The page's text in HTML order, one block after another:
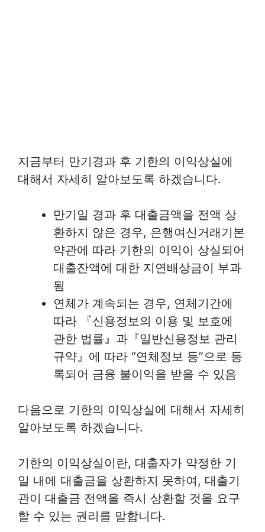
지금부터 만기경과 후 기한의 이익상실에
대해서 자세히 알아보도록 하겠습니다.
만기일 경과 후 대출금액을 전액 상
환하지 않은 경우, 은행여신거래기본
약관에 따라 기한의 이익이 상실되어
대출잔액에 대한 지연배상금이 부과
됨
연체가 계속되는 경우, 연체기간에
따라 『신용정보의 이용 및 보호에
관한 법률』과『일반신용정보 관리
규약』에 따라 “연체정보 등”으로 등
록되어 금융 불이익을 받을 수 있음
다음으로 기한의 이익상실에 대해서 자세히
알아보도록 하겠습니다.
기한의 이익상실이란, 대출자가 약정한 기
일 내에 대출금을 상환하지 못하여, 대출기
관이 대출금 전액을 즉시 상환할 것을 요구
할 수 있는 권리를 말합니다.